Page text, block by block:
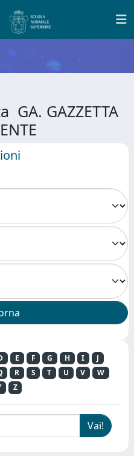
GA. GAZZETTA
E F G H I
J
R S T U V
W
Z